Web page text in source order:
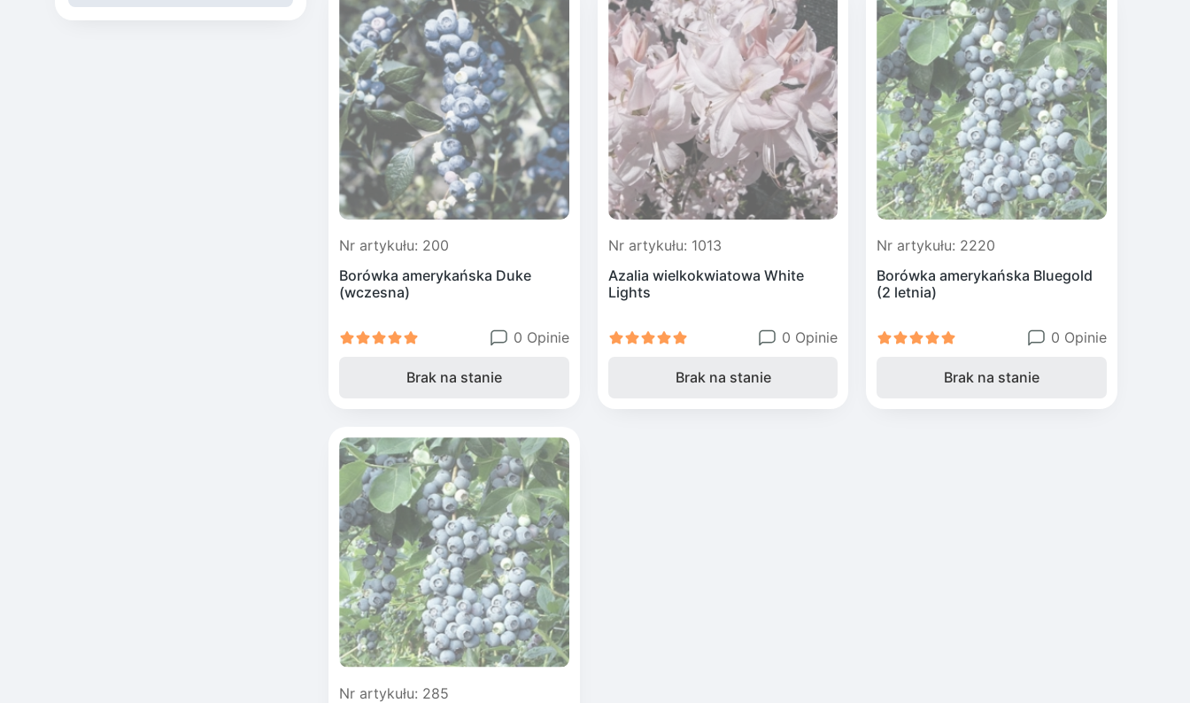
Kaki (hurma)
Nieśplik (Eriobotrya lub
Loquat)
Owoce egzotyczne
Pekan (orzesznik
jadalny)
Oliwnik (gumi)
Winogrona (winorośl)
Nr artykułu: 200
Borówka amerykańska Duke
(wczesna)
0 Opinie
Brak na stanie
Nr artykułu: 1013
Azalia wielkokwiatowa White
Lights
0 Opinie
Brak na stanie
Nr artykułu: 2220
Borówka amerykańska Bluegold
(2 letnia)
0 Opinie
Brak na stanie
Nr artykułu: 285